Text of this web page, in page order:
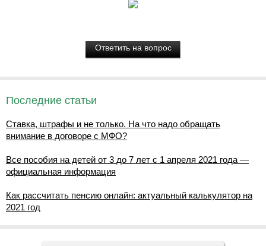
Последние статьи
Ставка, штрафы и не только. На что надо обращать
внимание в договоре с МФО?
Все пособия на детей от 3 до 7 лет с 1 апреля 2021 года —
официальная информация
Как рассчитать пенсию онлайн: актуальный калькулятор на
2021 год